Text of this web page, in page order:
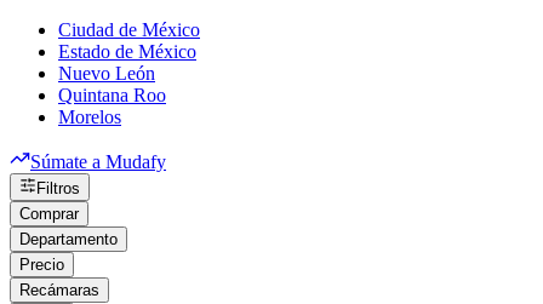
Ciudad de México
Estado de México
Nuevo León
Quintana Roo
Morelos
Súmate a Mudafy
Filtros
Comprar
Departamento
Precio
Recámaras